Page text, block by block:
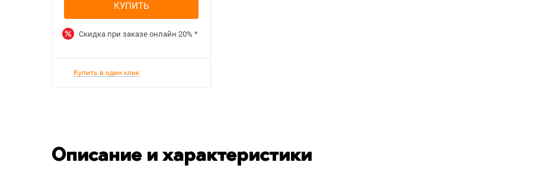
КУПИТЬ
Скидка при заказе онлайн 20% *
Купить в один клик
Описание и характеристики